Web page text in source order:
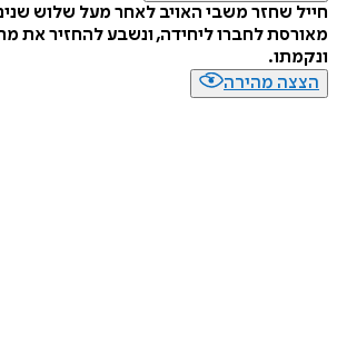
חייל שחזר משבי האויב לאחר מעל שלוש
מאורסת לחברו ליחידה, ונשבע להחזיר את
ונקמתו.
הצצה מהירה